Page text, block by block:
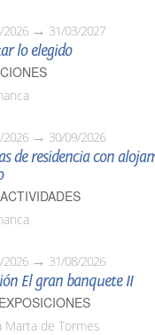
2026 31/03/2027
lo elegido
2026 30/09/2026
de residencia con
2026 31/08/2026
El gran banquete II
Marta de Tormes